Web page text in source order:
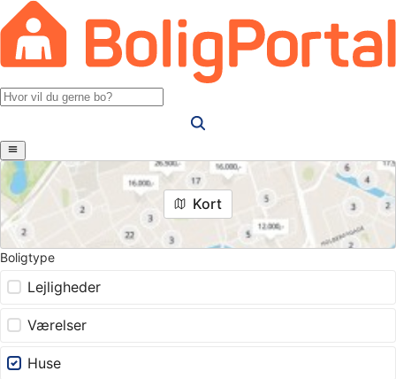
Kort
Boligtype
Lejligheder
Værelser
Huse